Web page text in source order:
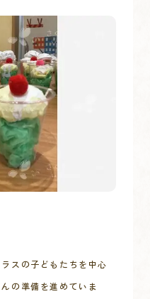
スの子どもたちを中心
の準備を進めていま